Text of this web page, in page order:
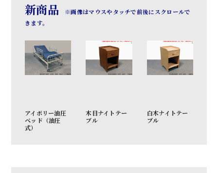
新商品※画像はマウスやタッチで前後にスクロールで
きます。
リー油圧
木目ナイトテー
ブル
白木ナイトテー
白木キャビネッ